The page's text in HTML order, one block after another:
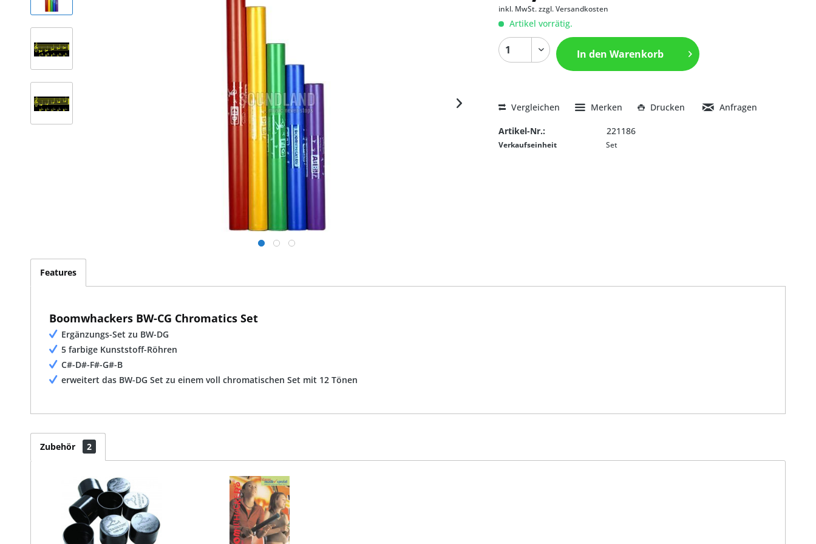
inkl. MwSt.zzgl. Versandkosten
Artikel vorrätig.
In den Warenkorb
Vergleichen Merken Drucken Anfragen
Artikel-Nr.: 221186
Verkaufseinheit Set
Features
Boomwhackers BW-CG Chromatics Set
Ergänzungs-Set zu BW-DG
5 farbige Kunststoff-Röhren
C#-D#-F#-G#-B
erweitert das BW-DG Set zu einem voll chromatischen Set mit 12 Tönen
Zubehör 2